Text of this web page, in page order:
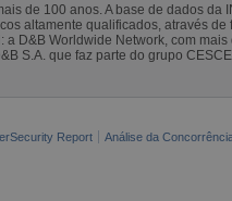
de 100 anos. A base de dados da
altamente qualificados, através de
D&B Worldwide Network, com mais
S.A. que faz parte do grupo CESCE,
Report
Análise da